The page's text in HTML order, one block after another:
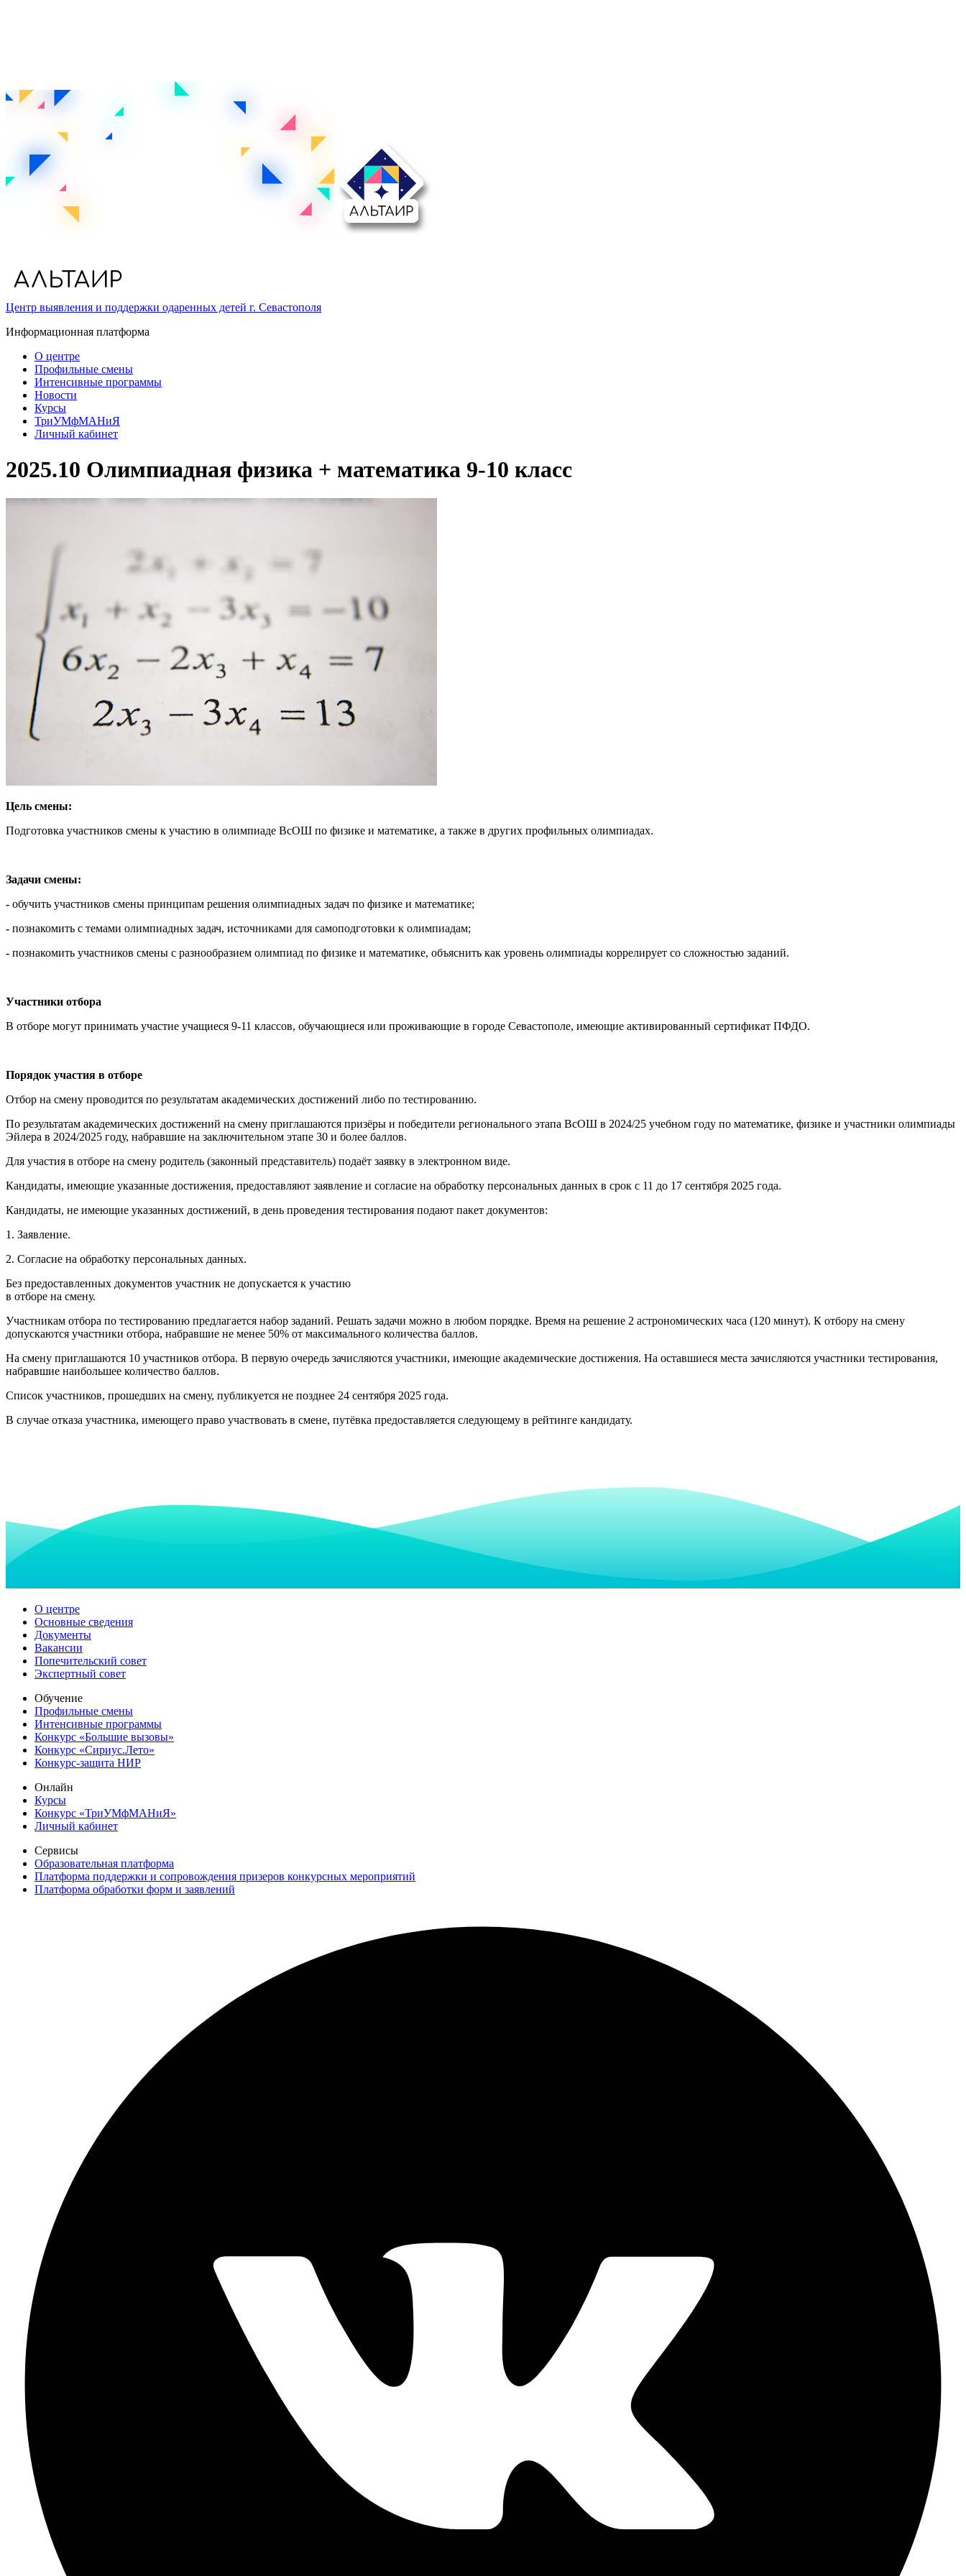
Центр выявления и поддержки одаренных детей г. Севастополя
Информационная платформа
О центре
Профильные смены
Интенсивные программы
Новости
Курсы
ТриУМфМАНиЯ
Личный кабинет
2025.10 Олимпиадная физика + математика 9-10 класс
Цель смены:
Подготовка участников смены к участию в олимпиаде ВсОШ по физике и математике, а также в других профильных олимпиадах.
Задачи смены:
- обучить участников смены принципам решения олимпиадных задач по физике и математике;
- познакомить с темами олимпиадных задач, источниками для самоподготовки к олимпиадам;
- познакомить участников смены с разнообразием олимпиад по физике и математике, объяснить как уровень олимпиады коррелирует со сложностью заданий.
Участники отбора
В отборе могут принимать участие учащиеся 9-11 классов, обучающиеся или проживающие в городе Севастополе, имеющие активированный сертификат ПФДО.
Порядок участия в отборе
Отбор на смену проводится по результатам академических достижений либо по тестированию.
По результатам академических достижений на смену приглашаются призёры и победители регионального этапа ВсОШ в 2024/25 учебном году по математике, физике и участники олимпиады
Эйлера в 2024/2025 году, набравшие на заключительном этапе 30 и более баллов.
Для участия в отборе на смену родитель (законный представитель) подаёт заявку в электронном виде.
Кандидаты, имеющие указанные достижения, предоставляют заявление и согласие на обработку персональных данных в срок с 11 до 17 сентября 2025 года.
Кандидаты, не имеющие указанных достижений, в день проведения тестирования подают пакет документов:
1. Заявление.
2. Согласие на обработку персональных данных.
Без предоставленных документов участник не допускается к участию
в отборе на смену.
Участникам отбора по тестированию предлагается набор заданий. Решать задачи можно в любом порядке. Время на решение 2 астрономических часа (120 минут). К отбору на смену
допускаются участники отбора, набравшие не менее 50% от максимального количества баллов.
На смену приглашаются 10 участников отбора. В первую очередь зачисляются участники, имеющие академические достижения. На оставшиеся места зачисляются участники тестирования,
набравшие наибольшее количество баллов.
Список участников, прошедших на смену, публикуется не позднее 24 сентября 2025 года.
В случае отказа участника, имеющего право участвовать в смене, путёвка предоставляется следующему в рейтинге кандидату.
О центре
Основные сведения
Документы
Вакансии
Попечительский совет
Экспертный совет
Обучение
Профильные смены
Интенсивные программы
Конкурс «Большие вызовы»
Конкурс «Сириус.Лето»
Конкурс-защита НИР
Онлайн
Курсы
Конкурс «ТриУМфМАНиЯ»
Личный кабинет
Сервисы
Образовательная платформа
Платформа поддержки и сопровождения призеров конкурсных мероприятий
Платформа обработки форм и заявлений